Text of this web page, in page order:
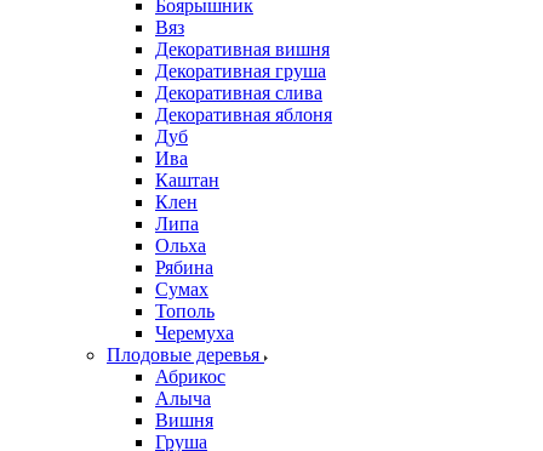
Боярышник
Вяз
Декоративная вишня
Декоративная груша
Декоративная слива
Декоративная яблоня
Дуб
Ива
Каштан
Клен
Липа
Ольха
Рябина
Сумах
Тополь
Черемуха
Плодовые деревья
Абрикос
Алыча
Вишня
Груша